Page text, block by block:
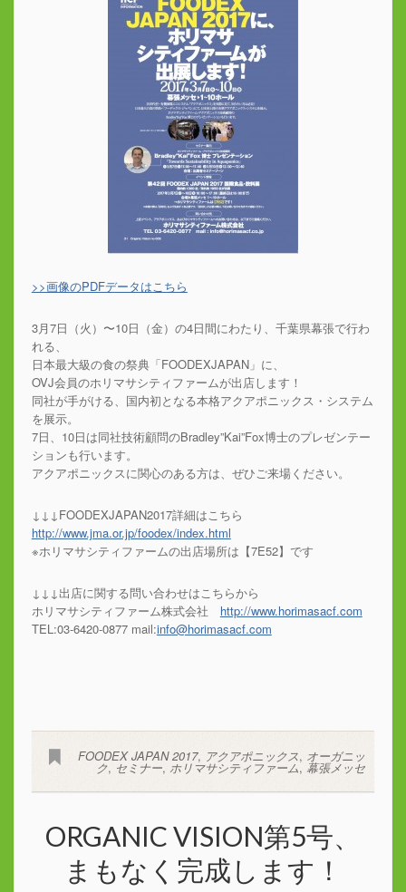
>>画像のPDFデータはこちら
3月7日（火）〜10日（金）の4日間にわたり、千葉県幕張で行わ
れる、
日本最大級の食の祭典「FOODEXJAPAN」に、
OVJ会員のホリマサシティファームが出店します！
同社が手がける、国内初となる本格アクアポニックス・システム
を展示。
7日、10日は同社技術顧問のBradley”Kai”Fox博士のプレゼンテー
ションも行います。
アクアポニックスに関心のある方は、ぜひご来場ください。
↓↓↓FOODEXJAPAN2017詳細はこちら
http://www.jma.or.jp/foodex/index.html
※ホリマサシティファームの出店場所は【7E52】です
↓↓↓出店に関する問い合わせはこちらから
ホリマサシティファーム株式会社 http://www.horimasacf.com
TEL:03-6420-0877 mail:info@horimasacf.com
FOODEX JAPAN 2017, アクアポニックス, オーガニッ
ク, セミナー, ホリマサシティファーム, 幕張メッセ
ORGANIC VISION第5号、
まもなく完成します！